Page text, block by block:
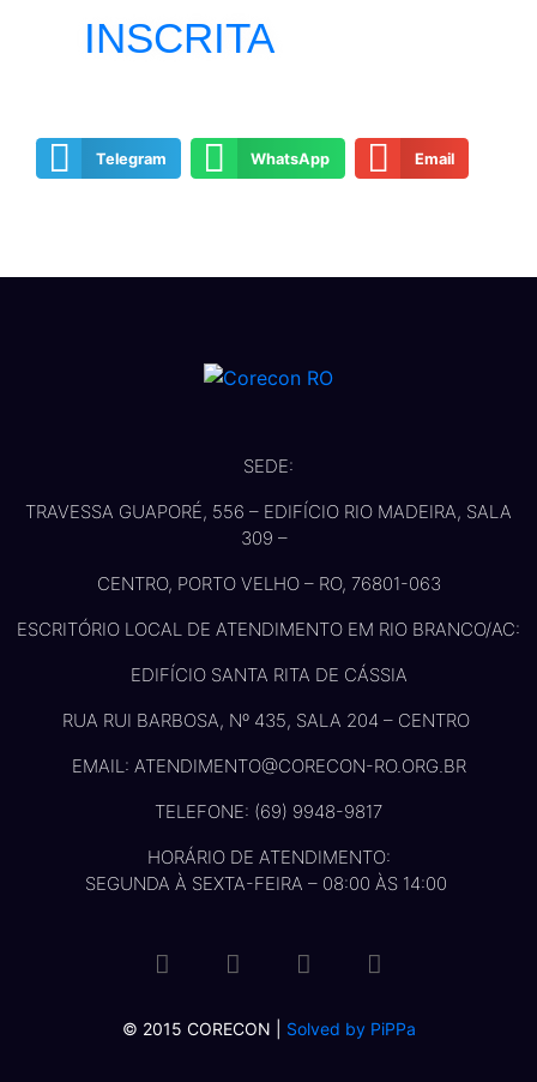
INSCRITA
Telegram WhatsApp Email
SEDE:
TRAVESSA GUAPORÉ, 556 – EDIFÍCIO RIO MADEIRA, SALA
309 –
CENTRO, PORTO VELHO – RO, 76801-063
ESCRITÓRIO LOCAL DE ATENDIMENTO EM RIO BRANCO/AC:
EDIFÍCIO SANTA RITA DE CÁSSIA
RUA RUI BARBOSA, Nº 435, SALA 204 – CENTRO
EMAIL: ATENDIMENTO@CORECON-RO.ORG.BR
TELEFONE: (69) 9948-9817
HORÁRIO DE ATENDIMENTO:
SEGUNDA À SEXTA-FEIRA – 08:00 ÀS 14:00
© 2015 CORECON | Solved by PiPPa